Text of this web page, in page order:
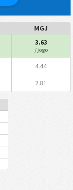
MGJ
3.63
/ jogo
4.44
2.81